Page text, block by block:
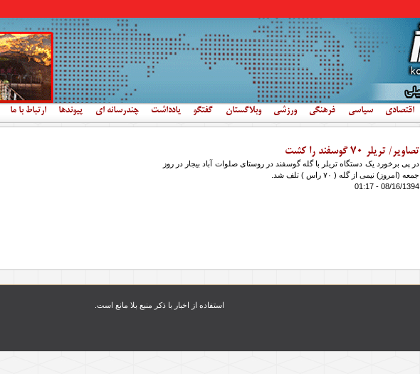
اقتصادی سیاسی فرهنگی ورزشی وبلاگستان گفتگو یادداشت چندرسانه ای پیوندها ارتباط با ما
تصاویر/ تریلر ۷۰ گوسفند را کشت
در پی برخورد یک دستگاه تریلر با گله گوسفند در روستای صلوات آباد بیجار در روز
جمعه (امروز) نیمی از گله ( ۷۰ راس ) تلف شد.
08/16/1394 - 01:17
استفاده از اخبار با ذکر منبع بلا مانع است.